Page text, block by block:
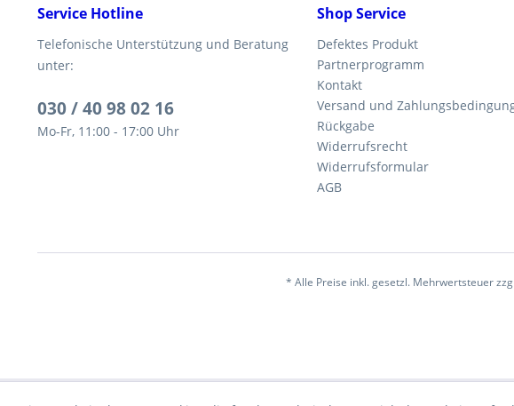
Service Hotline
Telefonische Unterstützung und Beratung
unter:
030 / 40 98 02 16
Mo-Fr, 11:00 - 17:00 Uhr
Shop Service
Defektes Produkt
Partnerprogramm
Kontakt
Versand und
Rückgabe
Widerrufsrecht
Widerrufsformular
AGB
* Alle Preise inkl. gesetzl. Mehrwertsteuer